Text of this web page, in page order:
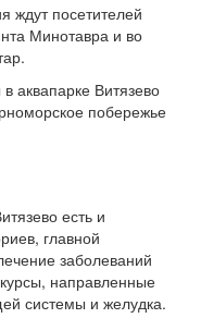
посетителей
Минотавра и во
аквапарке Витязево
побережье
есть и
главной
заболеваний
направленные
системы и желудка.